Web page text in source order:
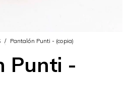
/ Pantalón Punti - (copia)
Punti -